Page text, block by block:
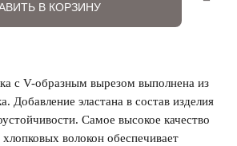
свой пароль?
В КОРЗИНУ
с V-образным вырезом выполнена из
Добавление эластана в состав изделия
Самое высокое качество
волокон обеспечивает